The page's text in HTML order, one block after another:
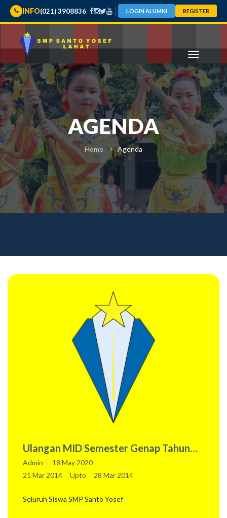
INFO(021) 3908836 LOGIN ALUMNI REGISTER
AGENDA
Home Agenda
Ulangan MID Semester Genap Tahun
Pelajaran 2013-2014
Admin
18 May 2020
21 Mar 2014
Upto 28 Mar 2014
Seluruh Siswa SMP Santo Yosef